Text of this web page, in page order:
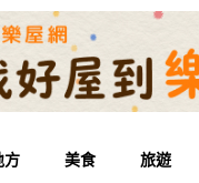
方 美食 旅遊